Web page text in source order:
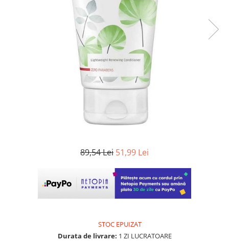
89,54 Lei 51,99 Lei
STOC EPUIZAT
Durata de livrare: 1 ZI LUCRATOARE